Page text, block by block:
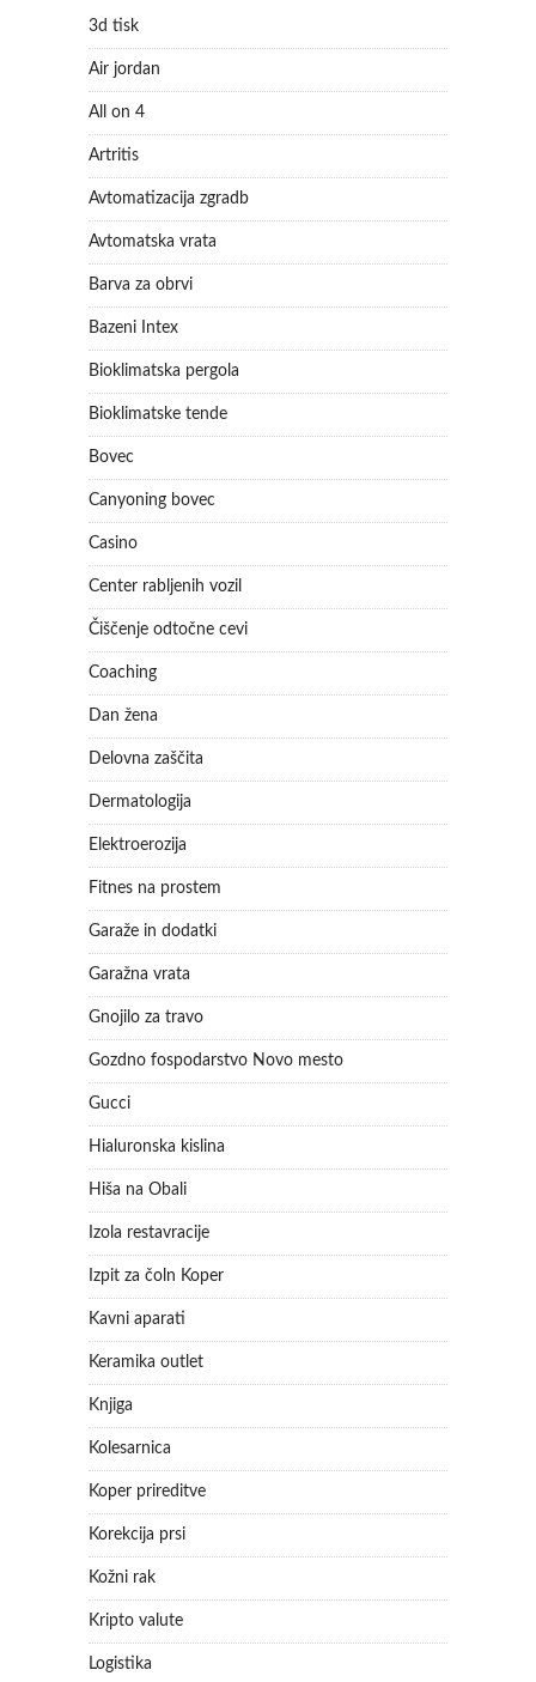
3d tisk
Air jordan
All on 4
Artritis
Avtomatizacija zgradb
Avtomatska vrata
Barva za obrvi
Bazeni Intex
Bioklimatska pergola
Bioklimatske tende
Bovec
Canyoning bovec
Casino
Center rabljenih vozil
Čiščenje odtočne cevi
Coaching
Dan žena
Delovna zaščita
Dermatologija
Elektroerozija
Fitnes na prostem
Garaže in dodatki
Garažna vrata
Gnojilo za travo
Gozdno fospodarstvo Novo mesto
Gucci
Hialuronska kislina
Hiša na Obali
Izola restavracije
Izpit za čoln Koper
Kavni aparati
Keramika outlet
Knjiga
Kolesarnica
Koper prireditve
Korekcija prsi
Kožni rak
Kripto valute
Logistika